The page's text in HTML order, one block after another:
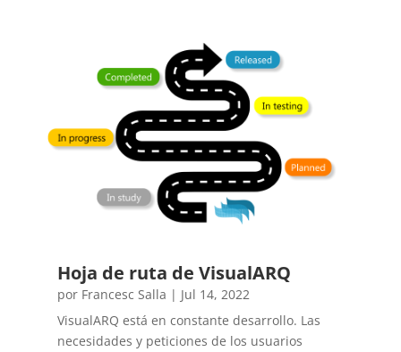
Hoja de ruta de VisualARQ
por Francesc Salla | Jul 14, 2022
VisualARQ está en constante desarrollo. Las
necesidades y peticiones de los usuarios